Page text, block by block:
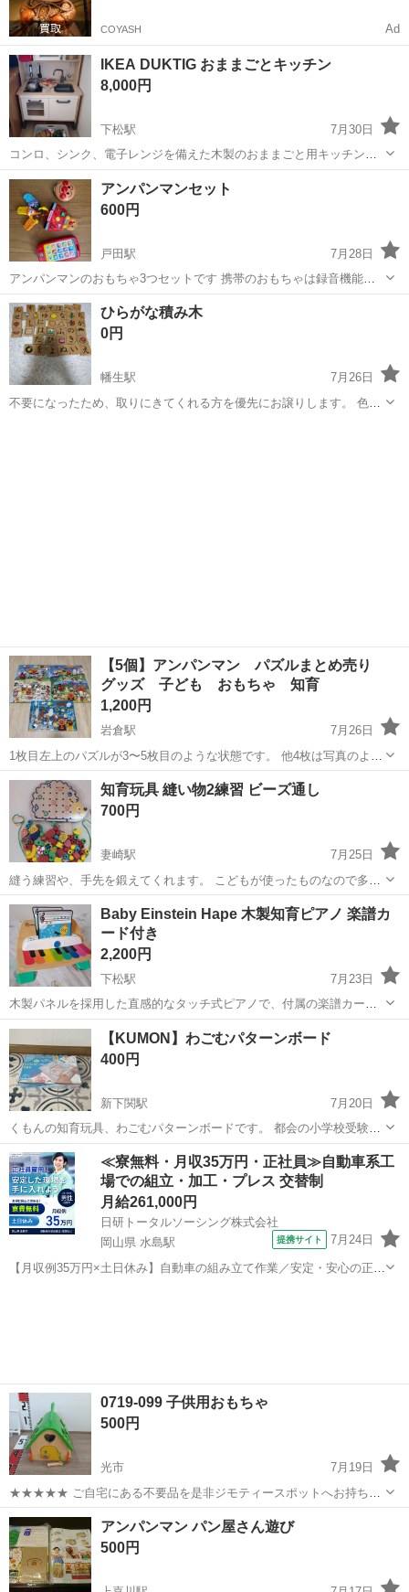
COYASH Ad
IKEA DUKTIG おままごとキッチン
8,000円
下松駅
7月30日
コンロ、シンク、電子レンジを備えた木製のおままごと用キッチンで
す。 - ブランド: IKEA - モデル: DUKTIG - 素材: 木製 - 主な機能: コン
ロ、シンク、電子レンジ一体型 IKEA DUK...
山口 下松市 下松駅 おもちゃ
アンパンマンセット
600円
戸田駅
7月28日
アンパンマンのおもちゃ3つセットです 携帯のおもちゃは録音機能が
あるのですが、再生ボタンが反応しません。それ以外は音に問題はな
さそうです
山口 周南市 戸田駅 おもちゃ
ひらがな積み木
0円
幡生駅
7月26日
不要になったため、取りにきてくれる方を優先にお譲りします。 色エ
【5個】アンパンマン パズルまとめ売り
グッズ 子ども おもちゃ 知育
1,200円
岩倉駅
7月26日
1枚目左上のパズルが3〜5枚目のような状態です。 他4枚は写真のよう
に少し曲がっていますが 比較的きれいな状態で使用に問題はありませ
ん☺️ 写真のものが全てです。 【引き渡し場所】道の駅きららあじす
セブンイ...
山口 山口市 岩倉駅 おもちゃ
知育玩具 縫い物2練習 ビーズ通し
700円
妻崎駅
7月25日
縫う練習や、手先を鍛えてくれます。 こどもが使ったものなので多少
の傷、汚れはご了承ください。 取引時間は14-16時の間ですと予定が
つきやすいですが、それ以外の時間でもご相談ください。 また疑問点
は事前に質問していただき...
山口 宇部市 汚れ
Baby Einstein Hape 木製知育ピアノ 楽譜カ
ード付き
2,200円
下松駅
7月23日
木製パネルを採用した直感的なタッチ式ピアノで、付属の楽譜カード
を差し込むことで視覚的に音楽を学べる知育玩具です。 - ブランド:
Baby Einstein / Hape - 素材: 木製 - 付属品: 楽譜カード...
山口 下松市 おもちゃ 楽譜
【KUMON】わごむパターンボード
400円
新下関駅
7月20日
くもんの知育玩具、わごむパターンボードです。 都会の小学校受験す
るような子供達が使う代表的な知育玩具と聞いて興味本位で買ったも
のですが、普通に子供たちは喜んで遊んでました。手先を使うので、
賢くなるのかもしれません。 家の整理...
山口 下関市 新下関駅 おもちゃ KUMON
≪寮無料・月収35万円・正社員≫自動車系工
場での組立・加工・プレス 交替制
月給261,000円
日研トータルソーシング株式会社
岡山県 水島駅
提携サイト 7月24日
【月収例35万円×土日休み】自動車の組み立て作業／安定・安心の正社
0719-099 子供用おもちゃ
500円
光市
7月19日
★★★★★ ご自宅にある不要品を是非ジモティースポットへお持ち込
みしませんか？ 家電、趣味・スポーツ・レジャー用品、こども用品、
衣料服飾品、生活雑貨、家具、本、CD・DVDなどが無料でまとめて持
ち込めます！ ※詳細はこ...
山口 光市 おもちゃ 現地
アンパンマン パン屋さん遊び
500円